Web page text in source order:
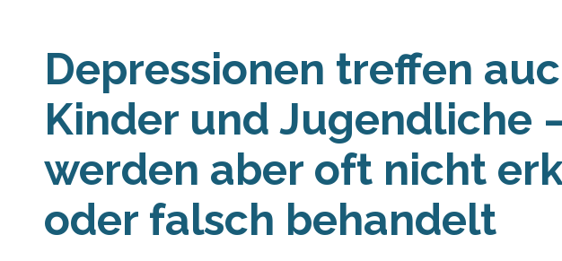
Depressionen treffen
Kinder und Jugendliche
werden aber oft nicht
oder falsch behandelt